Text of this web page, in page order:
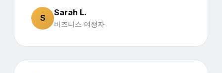
S
Sarah L.
비즈니스 여행자